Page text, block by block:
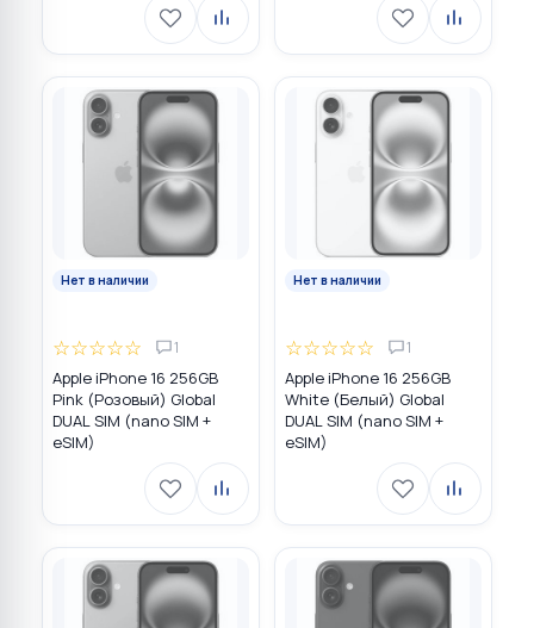
Нет в наличии
☆☆☆☆☆ 1
Apple iPhone 16 256GB
Pink (Розовый) Global
DUAL SIM (nano SIM +
eSIM)
Нет в наличии
☆☆☆☆☆ 1
Apple iPhone 16 256GB
White (Белый) Global
DUAL SIM (nano SIM +
eSIM)